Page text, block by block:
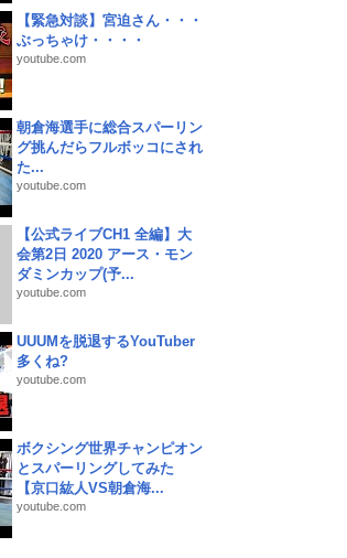
【緊急対談】宮迫さん・・・
ぶっちゃけ・・・・
youtube.com
朝倉海選手に総合スパーリン
グ挑んだらフルボッコにされ
た...
youtube.com
【公式ライブCH1 全編】大
会第2日 2020 アース・モン
ダミンカップ(予...
youtube.com
UUUMを脱退するYouTuber
多くね?
youtube.com
ボクシング世界チャンピオン
とスパーリングしてみた
【京口紘人VS朝倉海...
youtube.com